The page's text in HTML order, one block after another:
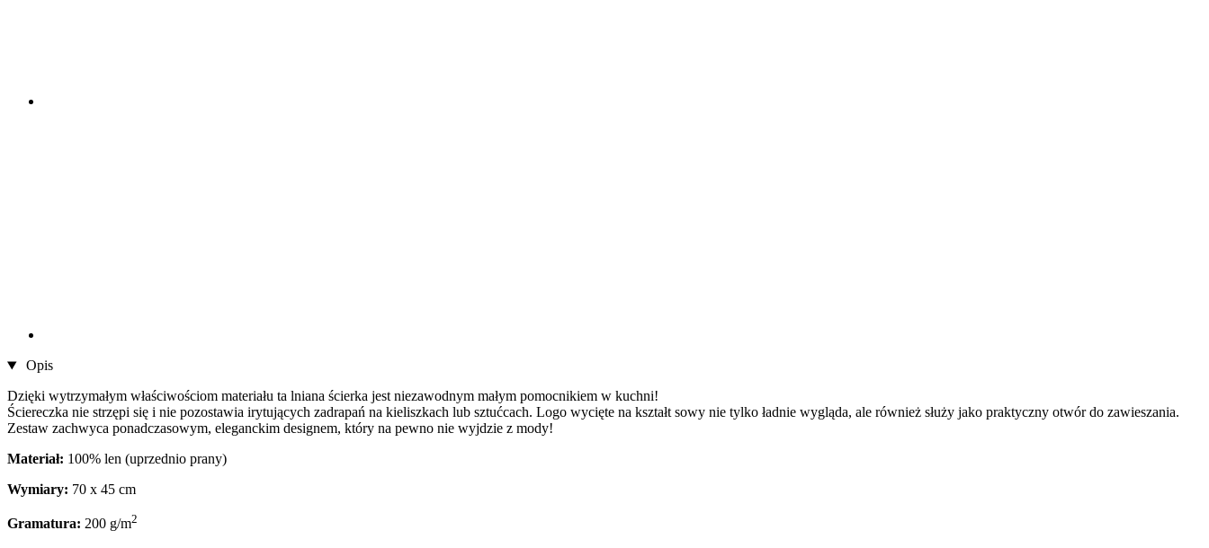
Opis
Dzięki wytrzymałym właściwościom materiału ta lniana ścierka jest niezawodnym małym pomocnikiem w kuchni!
Ściereczka nie strzępi się i nie pozostawia irytujących zadrapań na kieliszkach lub sztućcach. Logo wycięte na kształt sowy nie tylko ładnie wygląda, ale również służy jako praktyczny otwór do zawieszania.
Zestaw zachwyca ponadczasowym, eleganckim designem, który na pewno nie wyjdzie z mody!
Materiał: 100% len (uprzednio prany)
Wymiary: 70 x 45 cm
Gramatura: 200 g/m2